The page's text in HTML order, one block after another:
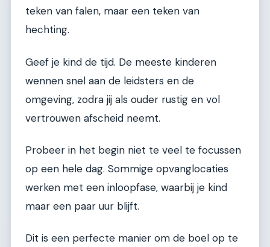
teken van falen, maar een teken van
hechting.
Geef je kind de tijd. De meeste kinderen
wennen snel aan de leidsters en de
omgeving, zodra jij als ouder rustig en vol
vertrouwen afscheid neemt.
Probeer in het begin niet te veel te focussen
op een hele dag. Sommige opvanglocaties
werken met een inloopfase, waarbij je kind
maar een paar uur blijft.
Dit is een perfecte manier om de boel op te